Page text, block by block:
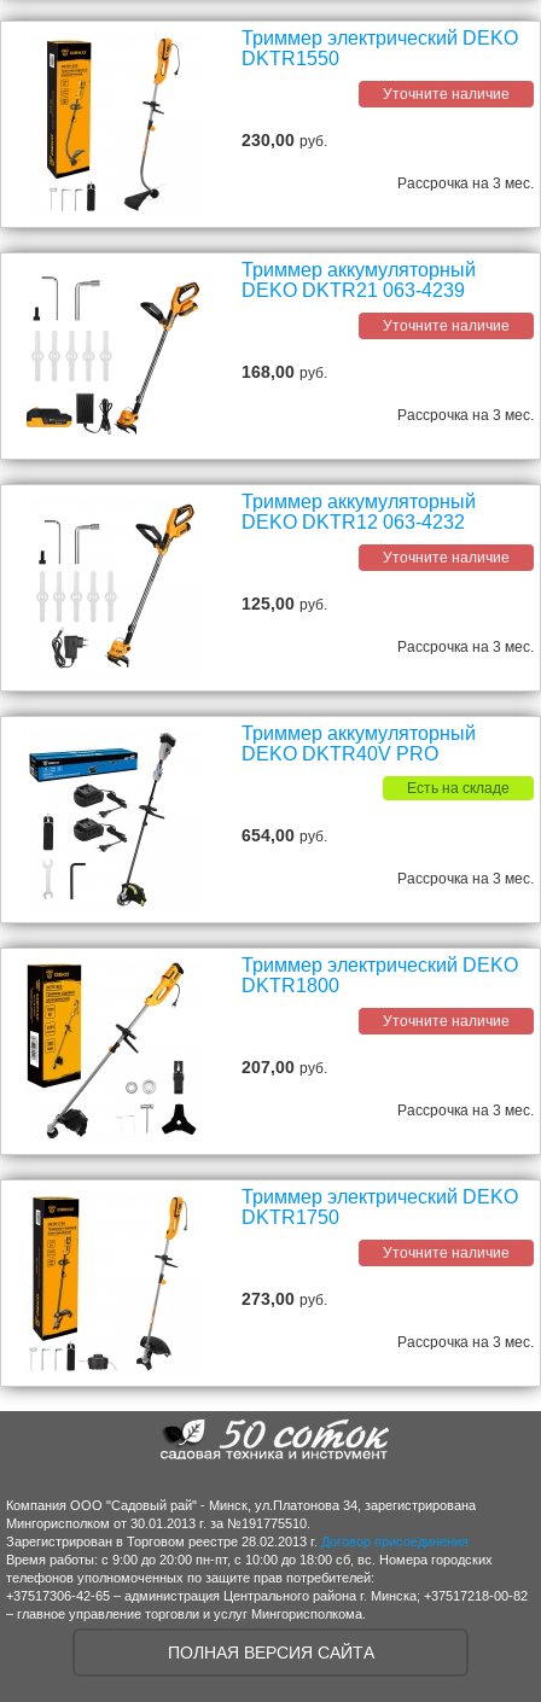
Триммер электрический DEKO
DKTR1550
Уточните наличие
230,00руб.
Рассрочка на 3 мес.
Триммер аккумуляторный
DEKO DKTR21 063-4239
Уточните наличие
168,00руб.
Рассрочка на 3 мес.
Триммер аккумуляторный
DEKO DKTR12 063-4232
Уточните наличие
125,00руб.
Рассрочка на 3 мес.
Триммер аккумуляторный
DEKO DKTR40V PRO
Есть на складе
654,00руб.
Рассрочка на 3 мес.
Триммер электрический DEKO
DKTR1800
Уточните наличие
207,00руб.
Рассрочка на 3 мес.
Триммер электрический DEKO
DKTR1750
Уточните наличие
273,00руб.
Рассрочка на 3 мес.
Компания ООО "Садовый рай" - Минск, ул.Платонова 34, зарегистрирована
Мингорисполком от 30.01.2013 г. за №191775510.
Зарегистрирован в Торговом реестре 28.02.2013 г. Договор присоединения
Время работы: с 9:00 до 20:00 пн-пт, с 10:00 до 18:00 сб, вс. Номера городских
телефонов уполномоченных по защите прав потребителей:
+37517306-42-65 – администрация Центрального района г. Минска; +37517218-00-82
– главное управление торговли и услуг Мингорисполкома.
ПОЛНАЯ ВЕРСИЯ САЙТА